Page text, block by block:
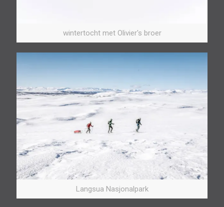
wintertocht met Olivier's broer
Langsua Nasjonalpark